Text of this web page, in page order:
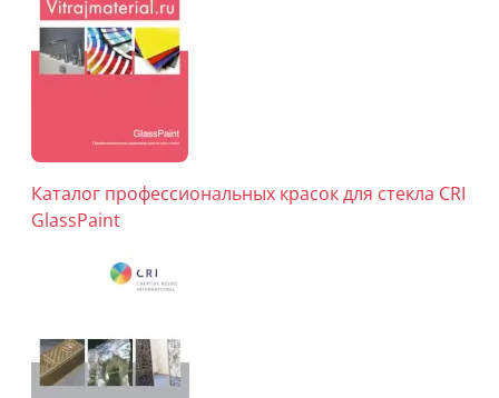
Каталог профессиональных красок для стекла CRI
GlassPaint